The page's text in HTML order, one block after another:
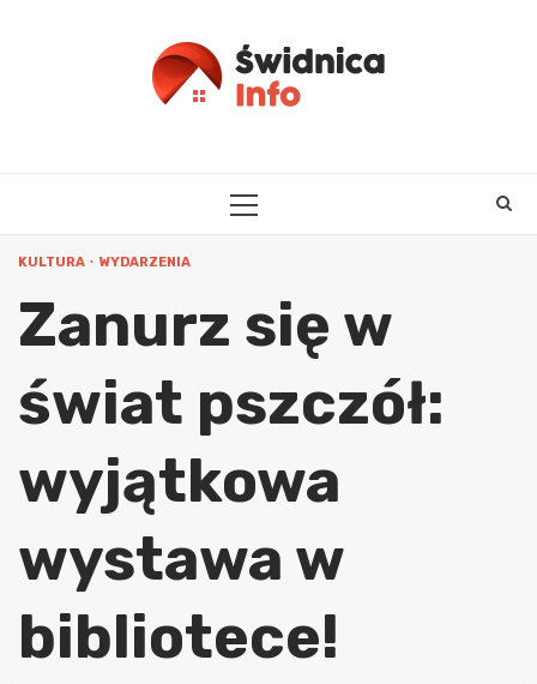
PRIMARY
KULTURA WYDARZENIA
Zanurz się w
świat pszczół:
wyjątkowa
wystawa w
bibliotece!